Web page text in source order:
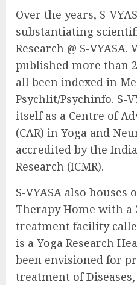
Over the years, S-
substantiating
Research @ S-
published more than
all been indexed in
Psychlit/Psychinfo. S-
itself as a Centre of
(CAR) in Yoga and
accredited by the
Research (ICMR).
S-VYASA also houses
Therapy Home with a
treatment facility
is a Yoga Research
been envisioned for
treatment of